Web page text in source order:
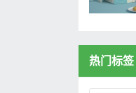
热门标签